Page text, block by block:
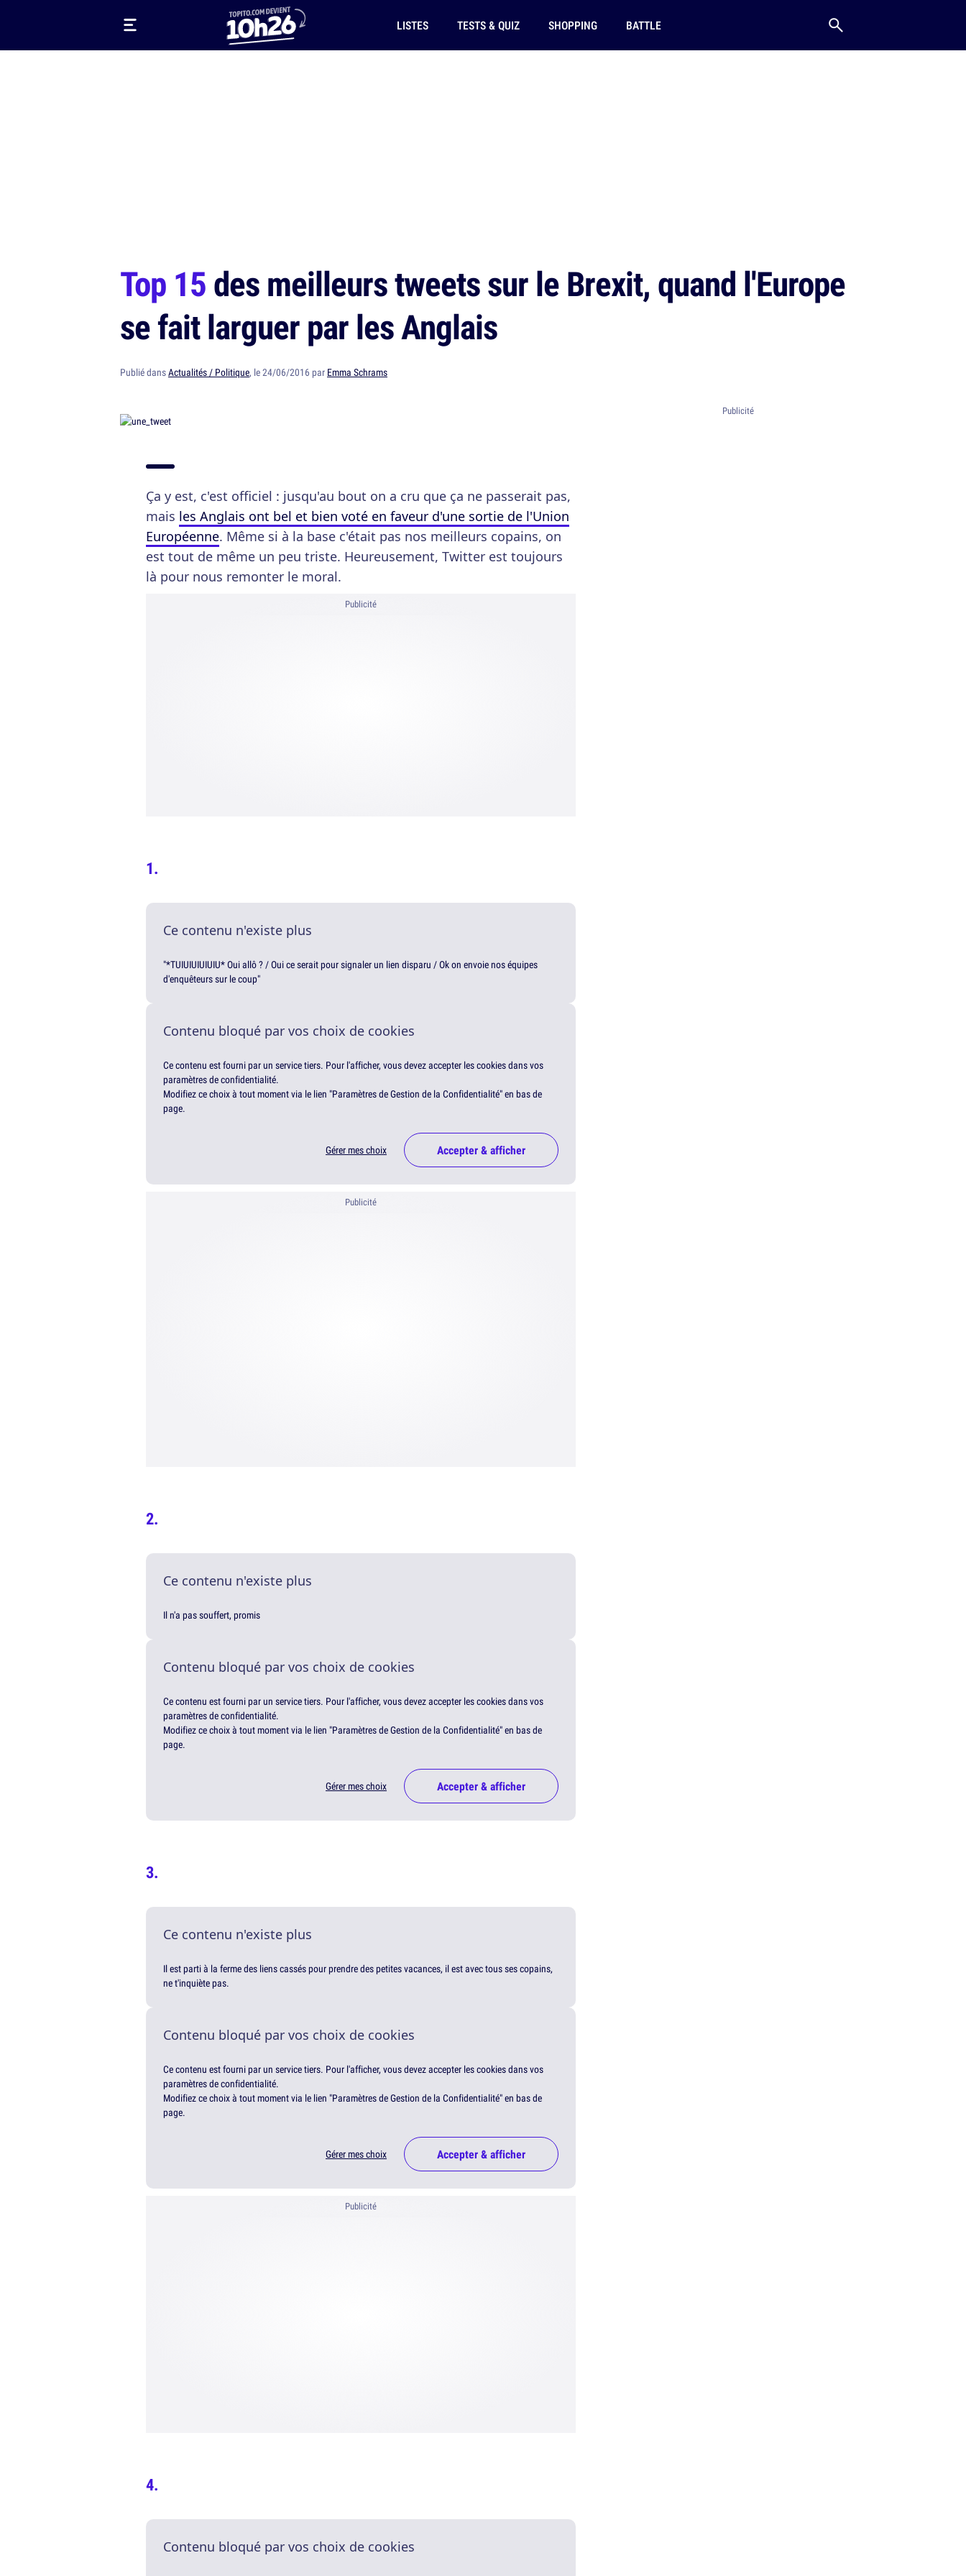
LISTES TESTS & QUIZ SHOPPING BATTLE
Top 15des meilleurs tweets sur le Brexit, quand l'Europe
se fait larguer par les Anglais
Publié dansActualités / Politique, le 24/06/2016 par Emma Schrams
Ça y est, c'est officiel : jusqu'au bout on a cru que ça ne passerait pas,
mais les Anglais ont bel et bien voté en faveur d'une sortie de l'Union
Européenne. Même si à la base c'était pas nos meilleurs copains, on
est tout de même un peu triste. Heureusement, Twitter est toujours
là pour nous remonter le moral.
Publicité
Ce contenu n'existe plus
"*TUIUIUIUIUIU* Oui allô ? / Oui ce serait pour signaler un lien disparu / Ok on envoie nos équipes
d'enquêteurs sur le coup"
Contenu bloqué par vos choix de cookies
Ce contenu est fourni par un service tiers. Pour l'afficher, vous devez accepter les cookies dans vos
paramètres de confidentialité.
Modifiez ce choix à tout moment via le lien "Paramètres de Gestion de la Confidentialité" en bas de
page.
Gérer mes choix Accepter & afficher
Publicité
Ce contenu n'existe plus
Il n'a pas souffert, promis
Contenu bloqué par vos choix de cookies
Ce contenu est fourni par un service tiers. Pour l'afficher, vous devez accepter les cookies dans vos
paramètres de confidentialité.
Modifiez ce choix à tout moment via le lien "Paramètres de Gestion de la Confidentialité" en bas de
page.
Gérer mes choix Accepter & afficher
Ce contenu n'existe plus
Il est parti à la ferme des liens cassés pour prendre des petites vacances, il est avec tous ses copains,
ne t'inquiète pas.
Contenu bloqué par vos choix de cookies
Ce contenu est fourni par un service tiers. Pour l'afficher, vous devez accepter les cookies dans vos
paramètres de confidentialité.
Modifiez ce choix à tout moment via le lien "Paramètres de Gestion de la Confidentialité" en bas de
page.
Gérer mes choix Accepter & afficher
Publicité
Contenu bloqué par vos choix de cookies